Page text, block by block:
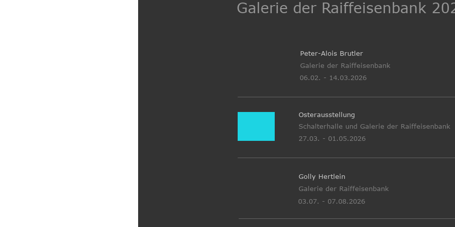
Galerie der Raiffeisenbank
Golly Hertlein
Galerie der Raiffeisenbank
03.07. - 07.08.2026
Schalterhalle und Galerie der Raiffeisenbank
Osterausstellung
27.03. - 01.05.2026
Peter-Alois Brutler
Galerie der Raiffeisenbank
06.02. - 14.03.2026